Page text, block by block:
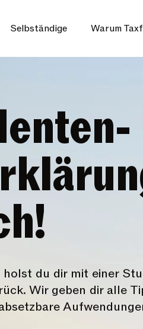
Selbständige Warum
du dir mit einer
Wir geben dir alle